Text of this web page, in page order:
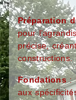
Préparation
pour
précise,
constructions.
Fondations:
aux